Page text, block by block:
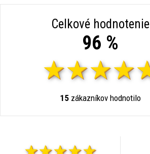
Celkové hodnotenie
96 %
15 zákazníkov hodnotilo